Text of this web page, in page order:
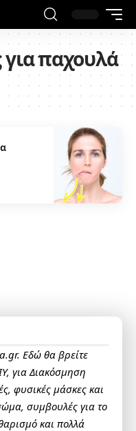
για παχουλά
Εδώ θα βρείτε
για Διακόσμηση
φυσικές μάσκες και
συμβουλές για το
και πολλά